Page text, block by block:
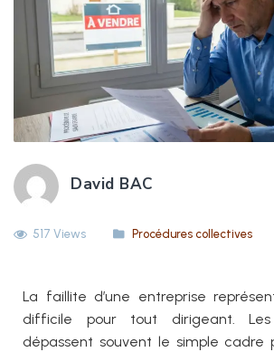
David BAC
517 Views Procédures collectives
La faillite d’une entreprise
difficile pour tout dirigeant. Les
dépassent souvent le simple cadre